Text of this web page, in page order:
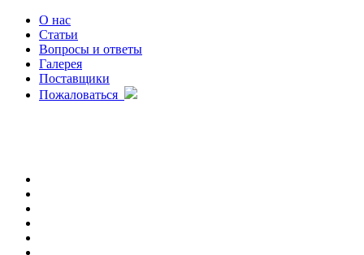
О нас
Статьи
Вопросы и ответы
Галерея
Поставщики
Пожаловаться